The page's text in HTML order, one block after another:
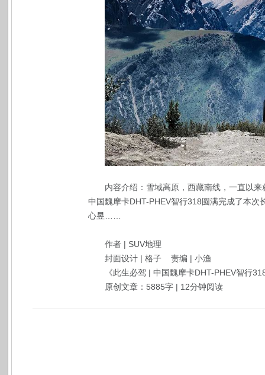
内容介绍：雪域高原，西藏南线，一直以
中国魏摩卡DHT-PHEV智行318圆满完成了本
心昱……
作者 | SUV地理
封面设计 | 格子 责编 | 小渔
《此生必驾 | 中国魏摩卡DHT-PHEV智行
原创文章：5885字 | 12分钟阅读